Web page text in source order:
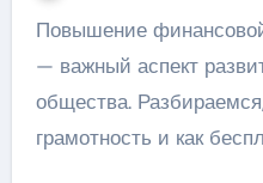
Повышение финансовой грамотности населения
— важный аспект
общества.
грамотность и как